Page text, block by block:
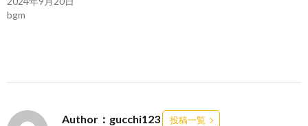
bgm
Author：gucchi123 投稿一覧